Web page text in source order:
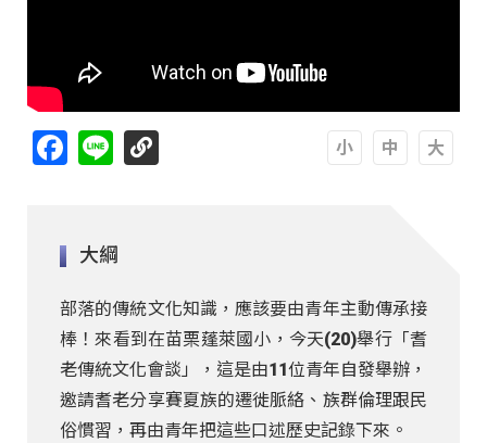
Facebook
Line
大綱
部落的傳統文化知識，應該要由青年主動傳承接
棒！來看到在苗栗蓬萊國小，今天(20)舉行「耆
老傳統文化會談」，這是由11位青年自發舉辦，
邀請耆老分享賽夏族的遷徙脈絡、族群倫理跟民
俗慣習，再由青年把這些口述歷史記錄下來。